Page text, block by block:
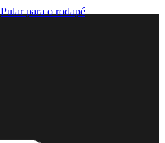
Pular para o rodapé